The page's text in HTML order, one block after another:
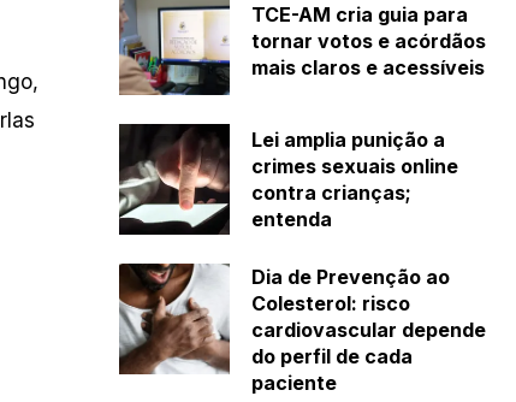
TCE-AM cria guia para
tornar votos e acórdãos
mais claros e acessíveis
Lei amplia punição a
crimes sexuais online
contra crianças;
entenda
Dia de Prevenção ao
Colesterol: risco
cardiovascular depende
do perfil de cada
paciente